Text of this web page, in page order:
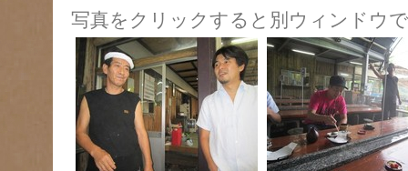
写真をクリックすると別ウィンドウ